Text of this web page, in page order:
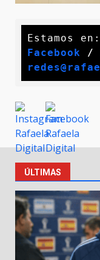
Facebook /
ÚLTIMAS